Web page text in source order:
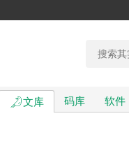
文库 码库 软件